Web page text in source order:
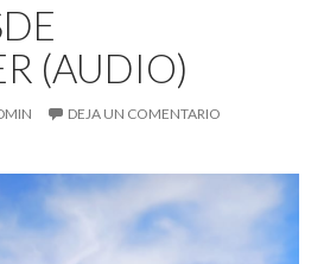
(AUDIO)
DEJA UN COMENTARIO